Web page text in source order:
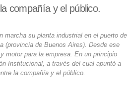
compañía y el público.
marcha su planta industrial en el puerto de
(provincia de Buenos Aires). Desde ese
motor para la empresa. En un principio
Institucional, a través del cual apuntó a
la compañía y el público.